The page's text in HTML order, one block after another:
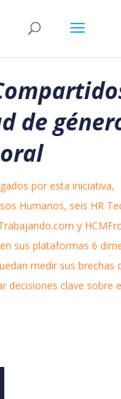
de
por esta iniciativa,
Humanos, seis HR
y
sus plataformas 6
medir sus brechas
decisiones clave sobre